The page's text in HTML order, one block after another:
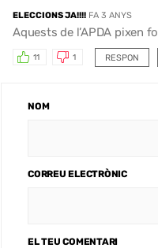
ELECCIONS JA!!!! FA 3 ANYS
Aquests de l’APDA pixen
RESPON
11 1
NOM
CORREU ELECTRÒNIC
EL TEU COMENTARI